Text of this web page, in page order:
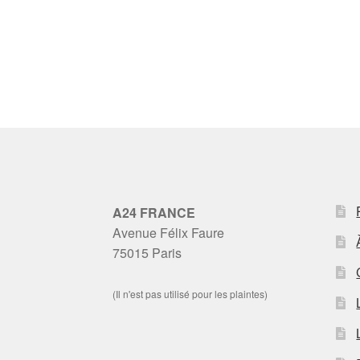
A24 FRANCE
Avenue Félix Faure
75015 Paris
(Il n'est pas utilisé pour les plaintes)